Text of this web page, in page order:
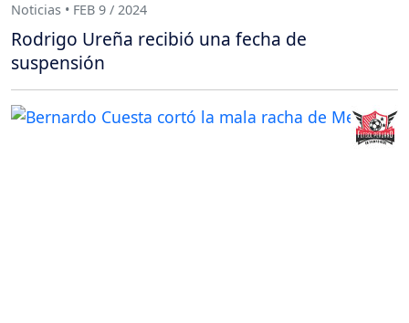
Noticias • FEB 9 / 2024
Rodrigo Ureña recibió una fecha de
suspensión